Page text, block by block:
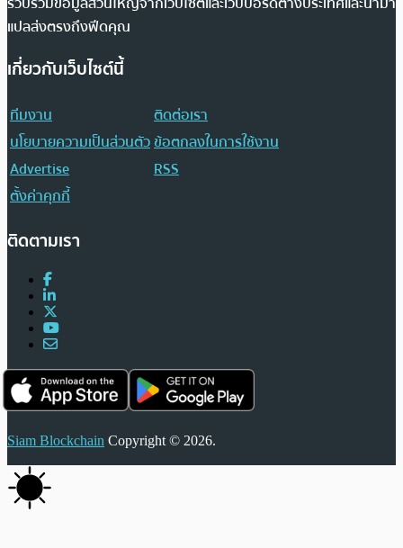
แปลส่งตรงถึงฟีดคุณ
เกี่ยวกับเว็บไซต์นี้
ทีมงาน
ติดต่อเรา
นโยบายความเป็นส่วนตัวข้อตกลงในการใช้งาน
Advertise
RSS
ตั้งค่าคุกกี้
ติดตามเรา
Siam Blockchain Copyright © 2026.